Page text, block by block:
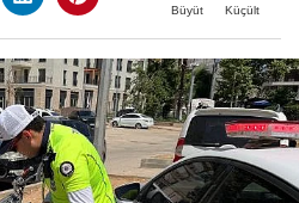
Büyüt Küçült